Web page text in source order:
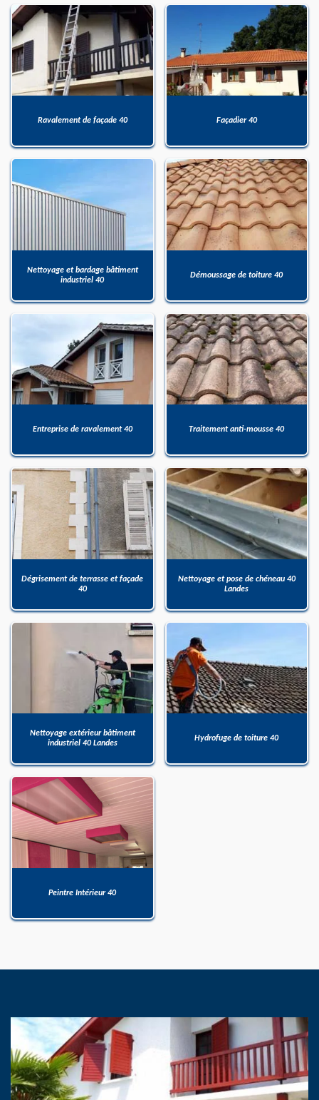
Ravalement de façade 40 Façadier 40
Nettoyage et bardage bâtiment
industriel 40
Démoussage de toiture 40
Entreprise de ravalement 40 Traitement anti-mousse 40
Dégrisement de terrasse et façade
40
Nettoyage et pose de chéneau 40
Landes
Nettoyage extérieur bâtiment
industriel 40 Landes
Hydrofuge de toiture 40
Peintre Intérieur 40